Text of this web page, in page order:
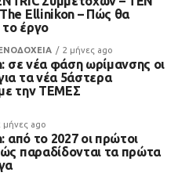
Ellinikon – Πώς θα
έργο
2 μήνες ago
σε νέα φάση ωρίμανσης οι
τα νέα 5άστερα
την ΤΕΜΕΣ
μήνες ago
από το 2027 οι πρώτοι
παραδίδονται τα πρώτα